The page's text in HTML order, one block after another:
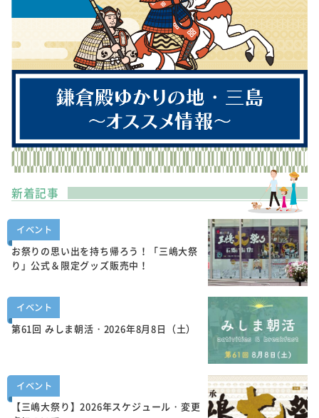
新着記事
イベント
お祭りの思い出を持ち帰ろう！「三嶋大祭
り」公式＆限定グッズ販売中！
イベント
第61回 みしま朝活・2026年8月8日（土）
イベント
【三嶋大祭り】2026年スケジュール・変更